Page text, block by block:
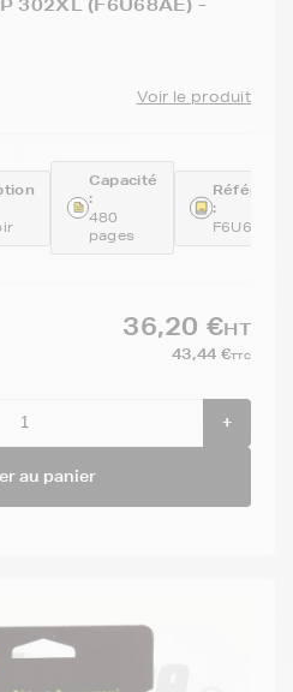
302XL (F6U68AE) -
Voir le produit
Capacité
:
480
pages
:
F6U68AE
36,20 €HT
43,44 €TTC
+
au panier